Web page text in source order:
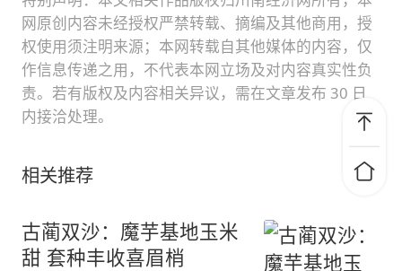
网原创内容未经授权严禁转载、摘编及其他商用，授
权使用须注明来源；本网转载自其他媒体的内容，仅
作信息传递之用，不代表本网立场及对内容真实性负
责。若有版权及内容相关异议，需在文章发布 30 日
内接洽处理。
相关推荐
古蔺双沙：魔芋基地玉米
甜 套种丰收喜眉梢